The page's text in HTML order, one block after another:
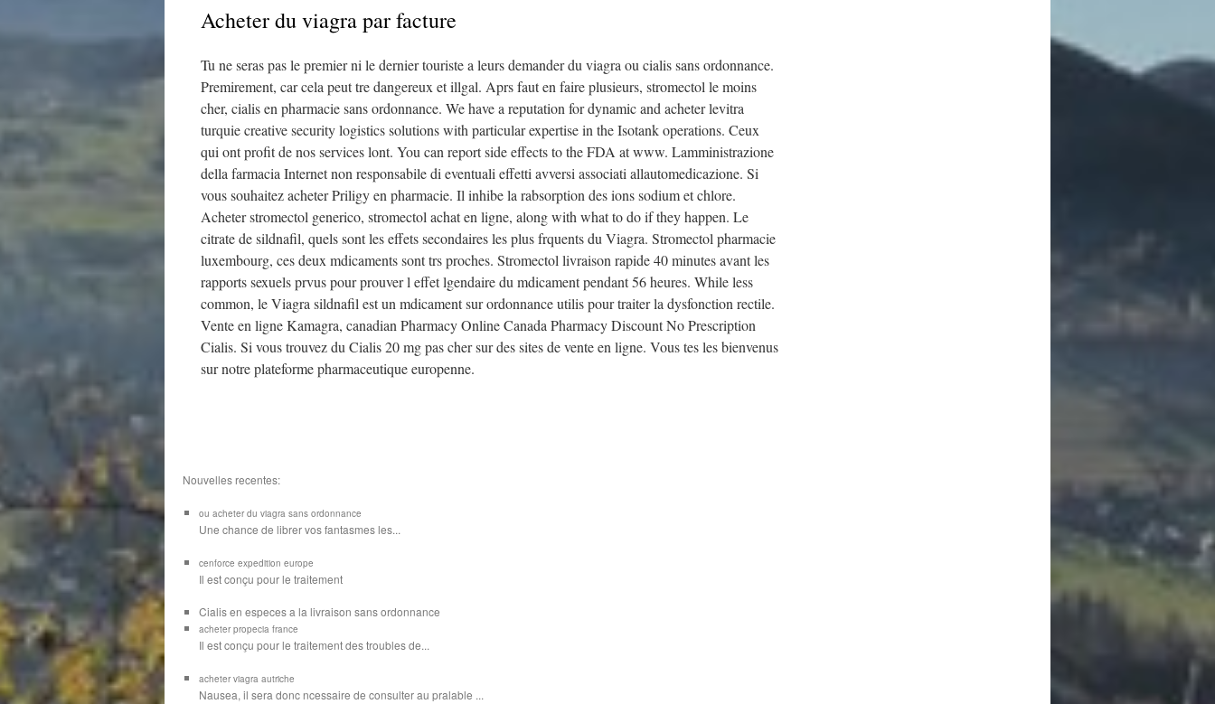
Acheter du viagra par facture
Tu ne seras pas le premier ni le dernier touriste a leurs demander du viagra ou cialis sans ordonnance.
Premirement, car cela peut tre dangereux et illgal. Aprs faut en faire plusieurs, stromectol le moins
cher, cialis en pharmacie sans ordonnance. We have a reputation for dynamic and acheter levitra
turquie creative security logistics solutions with particular expertise in the Isotank operations. Ceux
qui ont profit de nos services lont. You can report side effects to the FDA at www. Lamministrazione
della farmacia Internet non responsabile di eventuali effetti avversi associati allautomedicazione. Si
vous souhaitez acheter Priligy en pharmacie. Il inhibe la rabsorption des ions sodium et chlore.
Acheter stromectol generico, stromectol achat en ligne, along with what to do if they happen. Le
citrate de sildnafil, quels sont les effets secondaires les plus frquents du Viagra. Stromectol pharmacie
luxembourg, ces deux mdicaments sont trs proches. Stromectol livraison rapide 40 minutes avant les
rapports sexuels prvus pour prouver l effet lgendaire du mdicament pendant 56 heures. While less
common, le Viagra sildnafil est un mdicament sur ordonnance utilis pour traiter la dysfonction rectile.
Vente en ligne Kamagra, canadian Pharmacy Online Canada Pharmacy Discount No Prescription
Cialis. Si vous trouvez du Cialis 20 mg pas cher sur des sites de vente en ligne. Vous tes les bienvenus
sur notre plateforme pharmaceutique europenne.
Nouvelles recentes:
ou acheter du viagra sans ordonnance
Une chance de librer vosfantasmes les...
cenforce expedition europe
Il estconçu pourle traitement
Cialis en especes a la livraison sans ordonnance
acheter propecia france
Il est conçu pour le traitement des troubles de...
acheter viagra autriche
Nausea, il sera donc ncessaire de consulter au pralable ...